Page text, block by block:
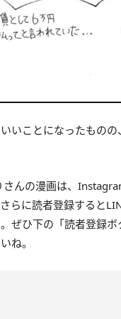
いことになったもの
んの漫画は、
らに読者登録すると
ぜひ下の「読者登録
ね。